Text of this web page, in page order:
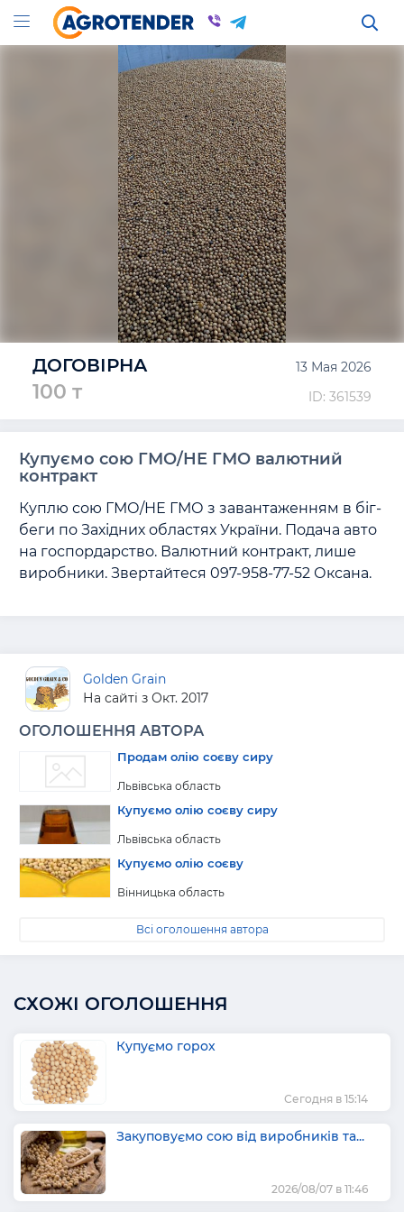
ДОГОВІРНА 13 Мая 2026
100 т ID: 361539
Купуємо сою ГМО/НЕ ГМО валютний
контракт
Куплю сою ГМО/НЕ ГМО з завантаженням в біг-
беги по Західних областях України. Подача авто
на госпордарство. Валютний контракт, лише
виробники. Звертайтеся 097-958-77-52 Оксана.
Golden Grain
На сайті з Окт. 2017
ОГОЛОШЕННЯ АВТОРА
Продам олію соєву сиру
Львівська область
Купуємо олію соєву сиру
Львівська область
Купуємо олію соєву
Вінницька область
Всі оголошення автора
СХОЖІ ОГОЛОШЕННЯ
Купуємо горох
Сегодня в 15:14
Закуповуємо сою від виробників та...
2026/08/07 в 11:46